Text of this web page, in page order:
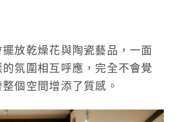
放乾燥花與陶瓷藝品，一面
氛圍相互呼應，完全不會覺
個空間增添了質感。